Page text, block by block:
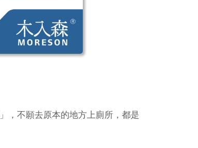
」，不願去原本的地方上廁所，都是